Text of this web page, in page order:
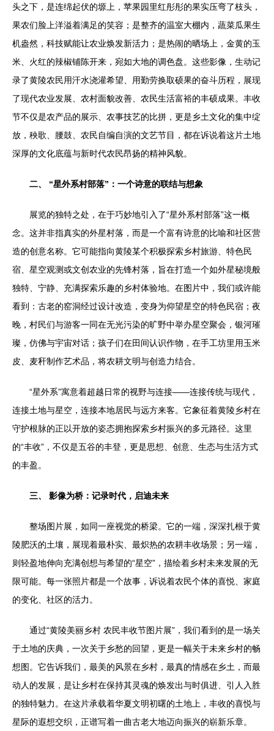
头之下，是连绵起伏的塬上，苹果园里红彤彤的果实压弯了枝头，
果农们脸上洋溢着满足的笑容；是整齐的温室大棚内，蔬菜瓜果生
机盎然，科技赋能让农业焕发新活力；是热闹的晒场上，金黄的玉
米、火红的辣椒铺陈开来，宛如大地的调色盘。这些影像，生动记
录了黄陵农民用汗水浇灌希望、用勤劳换取硕果的奋斗历程，展现
了现代农业发展、农村面貌改善、农民生活富裕的丰硕成果。丰收
节不仅是农产品的展示、农事技艺的比拼，更是乡土文化的集中绽
放，秧歌、腰鼓、农民自编自演的文艺节目，都在诉说着这片土地
深厚的文化底蕴与新时代农民昂扬的精神风貌。
二、 “星外系村部落”：一个诗意的联结与想象
展览的独特之处，在于巧妙地引入了“星外系村部落”这一概
念。这并非指真实的外星村落，而是一个富有诗意的比喻和社区营
造的创意名称。它可能指向黄陵某个积极探索乡村旅游、特色民
宿、星空观测或文创农业的先锋村落，旨在打造一个如外星秘境般
独特、宁静、充满探索乐趣的乡村体验地。在图片中，我们或许能
看到：古老的窑洞经过设计改造，变身为仰望星空的特色民宿；夜
晚，村民们与游客一同在无光污染的旷野中举办星空聚会，银河璀
璨，仿佛与宇宙对话；孩子们在田间认识作物，在手工坊里用玉米
皮、麦秆制作艺术品，将农耕文明与创造力结合。
“星外系”寓意着超越日常的视野与连接——连接传统与现代，
连接土地与星空，连接本地居民与远方来客。它象征着黄陵乡村在
守护根脉的正以开放的姿态拥抱探索乡村振兴的多元路径。这里
的“丰收”，不仅是五谷的丰登，更是思想、创意、生态与生活方式
的丰盈。
三、 影像为桥：记录时代，启迪未来
整场图片展，如同一座视觉的桥梁。它的一端，深深扎根于黄
陵肥沃的土壤，展现着最朴实、最炽热的农耕丰收场景；另一端，
则轻盈地伸向充满创想与希望的“星空”，描绘着乡村未来发展的无
限可能。每一张照片都是一个故事，诉说着农民个体的喜悦、家庭
的变化、社区的活力。
通过“黄陵美丽乡村 农民丰收节图片展”，我们看到的是一场关
于土地的庆典，一次关于乡愁的回望，更是一幅关于未来乡村的畅
想图。它告诉我们，最美的风景在乡村，最真的情感在乡土，而最
动人的发展，是让乡村在保持其灵魂的焕发出与时俱进、引人入胜
的独特魅力。在这片承载着华夏文明初曙的土地上，丰收的喜悦与
星际的遐想交织，正谱写着一曲古老大地迈向振兴的崭新乐章。